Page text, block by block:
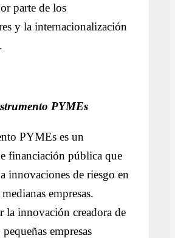
parte de los
y la internacionalización
PYMEs
PYMEs es un
financiación pública que
innovaciones de riesgo en
empresas.
la innovación creadora de
empresas